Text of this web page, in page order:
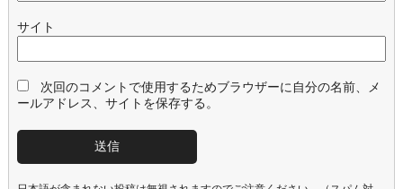
サイト
次回のコメントで使用するためブラウザーに自分の名前、メ
ールアドレス、サイトを保存する。